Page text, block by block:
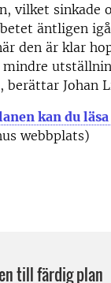
vilket sinkade
äntligen
den är klar
mindre
berättar Johan
kan du
webbplats)
till färdig plan